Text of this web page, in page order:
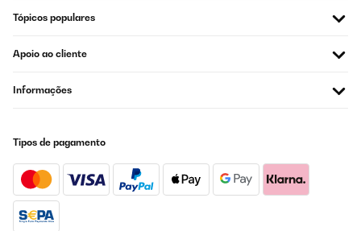
Tópicos populares
Apoio ao cliente
Informações
Tipos de pagamento